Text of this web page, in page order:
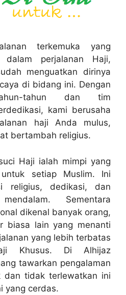
terkemuka yang
dalam perjalanan Haji,
menguatkan dirinya
di bidang ini. Dengan
tahun dan tim
kami berusaha
haji Anda mulus,
bertambah religius.
Haji ialah mimpi yang
setiap Muslim. Ini
religius, dedikasi, dan
Sementara
dikenal banyak orang,
biasa lain yang menanti
yang lebih terbatas
Khusus. Di Alhijaz
tawarkan pengalaman
dan tidak terlewatkan ini
yang cerdas.